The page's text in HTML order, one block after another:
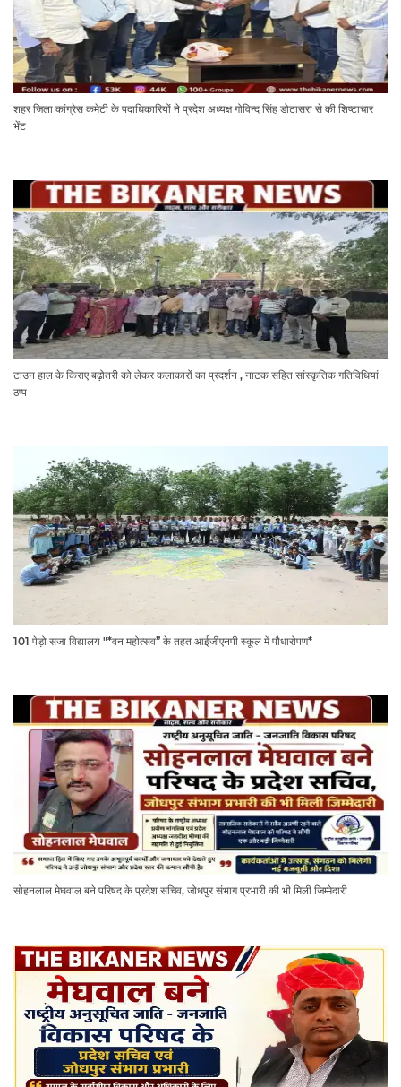
शहर जिला कांग्रेस कमेटी के पदाधिकारियों ने प्रदेश अध्यक्ष गोविन्द सिंह डोटासरा से की शिष्टाचार
भेंट
टाउन हाल के किराए बढ़ोतरी को लेकर कलाकारों का प्रदर्शन , नाटक सहित सांस्कृतिक गतिविधियां
ठप्प
101 पेड़ो सजा विद्यालय "*वन महोत्सव” के तहत आईजीएनपी स्कूल में पौधारोपण*
सोहनलाल मेघवाल बने परिषद के प्रदेश सचिव, जोधपुर संभाग प्रभारी की भी मिली जिम्मेदारी